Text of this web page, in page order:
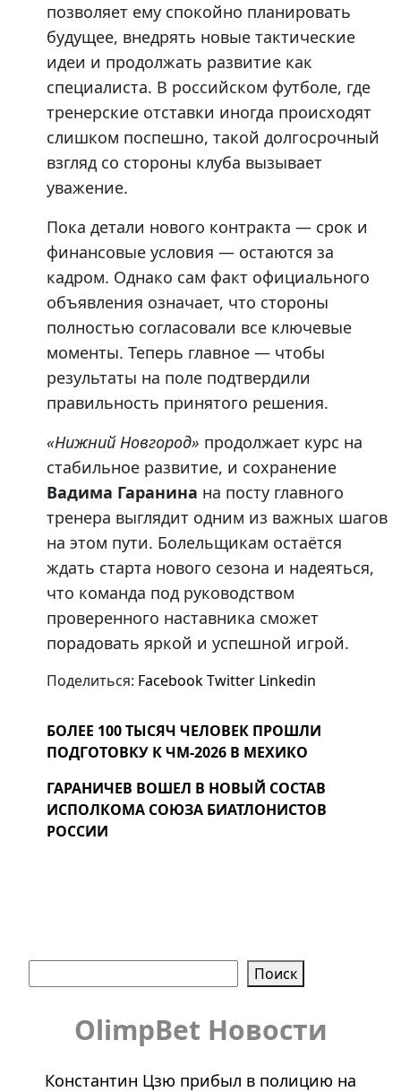
позволяет ему спокойно планировать
будущее, внедрять новые тактические
идеи и продолжать развитие как
специалиста. В российском футболе, где
тренерские отставки иногда происходят
слишком поспешно, такой долгосрочный
взгляд со стороны клуба вызывает
уважение.
Пока детали нового контракта — срок и
финансовые условия — остаются за
кадром. Однако сам факт официального
объявления означает, что стороны
полностью согласовали все ключевые
моменты. Теперь главное — чтобы
результаты на поле подтвердили
правильность принятого решения.
«Нижний Новгород» продолжает курс на
стабильное развитие, и сохранение
Вадима Гаранина на посту главного
тренера выглядит одним из важных шагов
на этом пути. Болельщикам остаётся
ждать старта нового сезона и надеяться,
что команда под руководством
проверенного наставника сможет
порадовать яркой и успешной игрой.
Поделиться: FacebookTwitter Linkedin
БОЛЕЕ 100 ТЫСЯЧ ЧЕЛОВЕК ПРОШЛИ
ПОДГОТОВКУ К ЧМ-2026 В МЕХИКО
ГАРАНИЧЕВ ВОШЕЛ В НОВЫЙ СОСТАВ
ИСПОЛКОМА СОЮЗА БИАТЛОНИСТОВ
РОССИИ
Поиск
OlimpBet Новости
Константин Цзю прибыл в полицию на